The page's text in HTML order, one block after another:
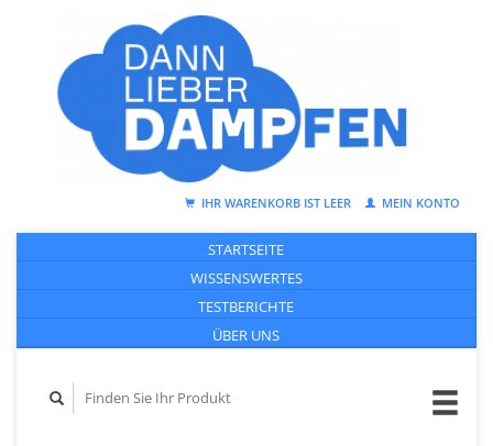
IHR WARENKORB IST LEER MEIN KONTO
STARTSEITE
WISSENSWERTES
TESTBERICHTE
ÜBER UNS